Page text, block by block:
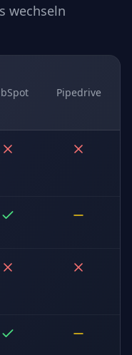
wechseln
Pipedrive